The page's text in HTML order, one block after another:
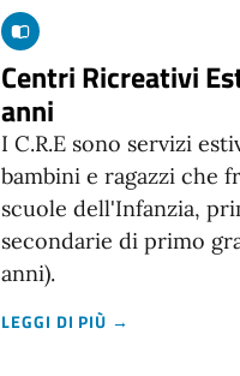
Centri Ricreativi
anni
I C.R.E sono servizi
bambini e ragazzi che
scuole dell'Infanzia,
secondarie di primo
anni).
LEGGI DI PIÙ →